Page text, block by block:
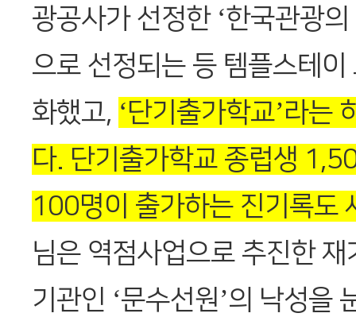
광공사가 선정한 ‘한국관광
으로 선정되는 등 템플스테이
화했고, ‘단기출가학교’라는
다. 단기출가학교 종럽생
100명이 출가하는 진기록도
님은 역점사업으로 추진한
기관인 ‘문수선원’의 낙성을